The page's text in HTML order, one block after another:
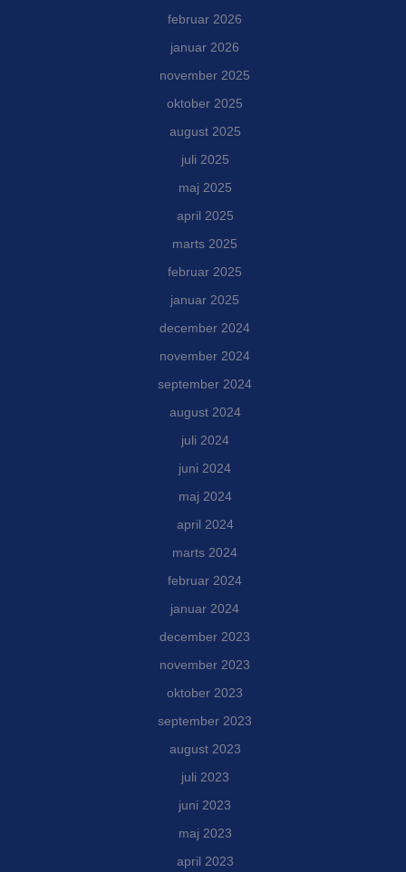
februar 2026
januar 2026
november 2025
oktober 2025
august 2025
juli 2025
maj 2025
april 2025
marts 2025
februar 2025
januar 2025
december 2024
november 2024
september 2024
august 2024
juli 2024
juni 2024
maj 2024
april 2024
marts 2024
februar 2024
januar 2024
december 2023
november 2023
oktober 2023
september 2023
august 2023
juli 2023
juni 2023
maj 2023
april 2023